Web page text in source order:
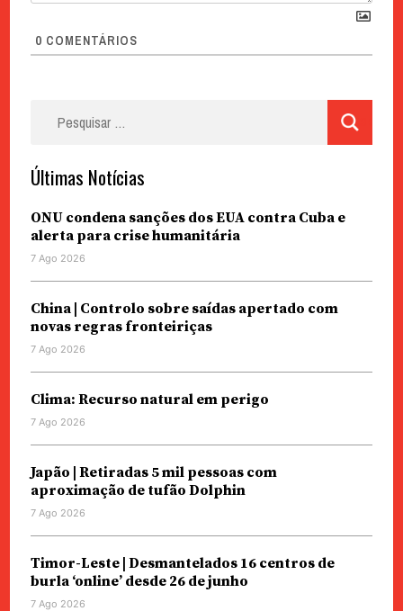
0 COMENTÁRIOS
Últimas Notícias
ONU condena sanções dos EUA contra Cuba e
alerta para crise humanitária
7 Ago 2026
China | Controlo sobre saídas apertado com
novas regras fronteiriças
7 Ago 2026
Clima: Recurso natural em perigo
7 Ago 2026
Japão | Retiradas 5 mil pessoas com
aproximação de tufão Dolphin
7 Ago 2026
Timor-Leste | Desmantelados 16 centros de
burla ‘online’ desde 26 de junho
7 Ago 2026